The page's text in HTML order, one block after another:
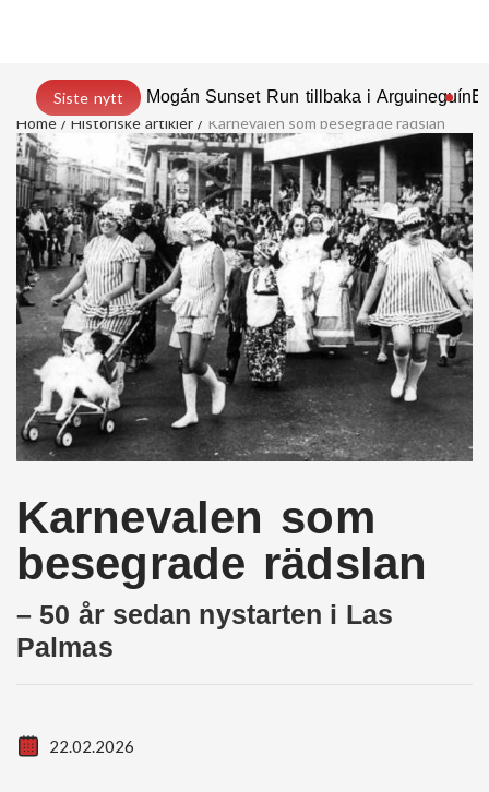
Siste nytt Mogán Sunset Run tillbaka i Arguineguín
Home
Historiske artikler Karnevalen som besegrade rädslan
Karnevalen som
besegrade rädslan
– 50 år sedan nystarten i Las
Palmas
22.02.2026